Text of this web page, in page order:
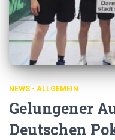
NEWS - ALLGEMEIN
Gelungener
Deutschen